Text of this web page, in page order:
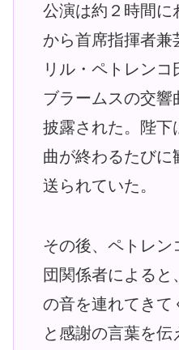
公演は約２時間に
から首席指揮者兼
リル・ペトレンコ
ブラームスの交響
披露された。陛下
曲が終わるたびに
送られていた。
その後、ペトレン
団関係者によると
の音を連れてきて
と感謝の言葉を伝